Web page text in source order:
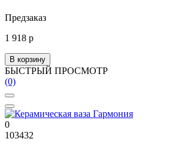
Предзаказ
1 918 р
В корзину
БЫСТРЫЙ ПРОСМОТР
(0)
0
103432